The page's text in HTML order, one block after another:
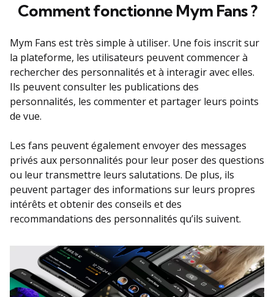
Comment fonctionne Mym Fans ?
Mym Fans est très simple à utiliser. Une fois inscrit sur
la plateforme, les utilisateurs peuvent commencer à
rechercher des personnalités et à interagir avec elles.
Ils peuvent consulter les publications des
personnalités, les commenter et partager leurs points
de vue.
Les fans peuvent également envoyer des messages
privés aux personnalités pour leur poser des questions
ou leur transmettre leurs salutations. De plus, ils
peuvent partager des informations sur leurs propres
intérêts et obtenir des conseils et des
recommandations des personnalités qu’ils suivent.